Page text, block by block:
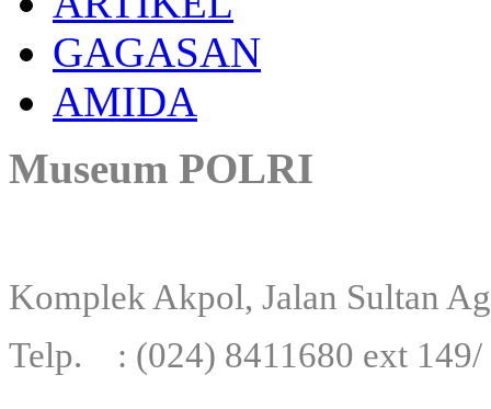
GAGASAN
AMIDA
Museum POLRI
Komplek Akpol, Jalan Sultan
Telp. : (024) 8411680 ext 149/